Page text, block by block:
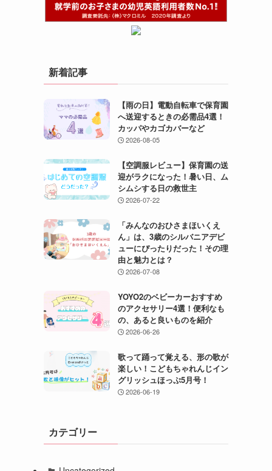
新着記事
【雨の日】電動自転車で保育園
へ送迎するときの必需品4選！
カッパやカゴカバーなど
2026-08-05
【空調服レビュー】保育園の送
迎がラクになった！暑い日、ム
シムシする日の救世主
2026-07-22
「みんなのおひさまほいくえ
ん」は、3歳のシルバニアデビ
ューにぴったりだった！その理
由と魅力とは？
2026-07-08
YOYO2のベビーカーおすすめ
のアクセサリー4選！便利なも
の、あると良いものを紹介
2026-06-26
歌って踊って覚える、形の歌が
楽しい！こどもちゃれんじイン
グリッシュほっぷ5月号！
2026-06-19
カテゴリー